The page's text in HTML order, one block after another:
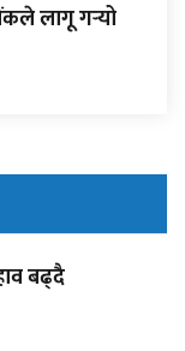
लागू गर्‍यो
बढ्दै